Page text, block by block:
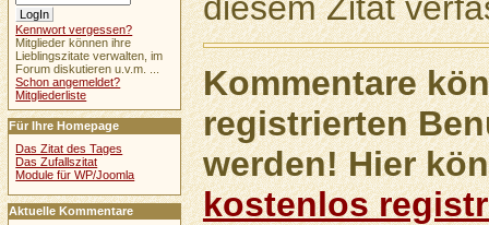
Kommentare
registrierten
werden! Hier
kostenlos
Kennwort vergessen?
Mitglieder können ihre
Lieblingszitate verwalten, im
Forum diskutieren u.v.m. ...
Schon angemeldet?
Mitgliederliste
Für Ihre Homepage
Das Zitat des Tages
Das Zufallszitat
Module für WP/Joomla
Aktuelle Kommentare